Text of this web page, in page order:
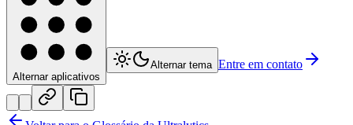
Alternar aplicativos
Alternar tema Entre em contato